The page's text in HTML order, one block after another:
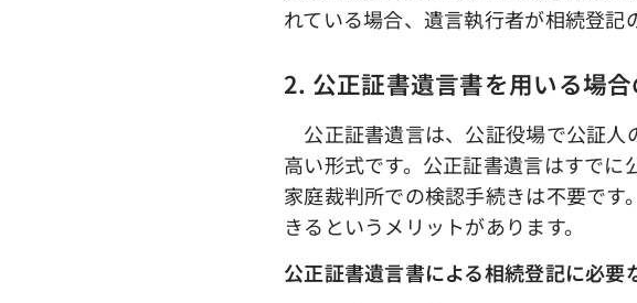
れている場合、遺言執行者が相続登記
2. 公正証書遺言書を用いる場
公正証書遺言は、公証役場で公証人
高い形式です。公正証書遺言はすで
家庭裁判所での検認手続きは不要で
きるというメリットがあります。
公正証書遺言書による相続登記に必要